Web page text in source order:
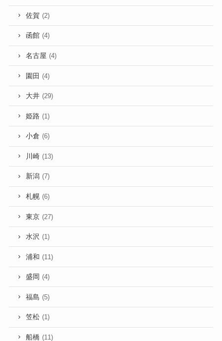
佐賀 (2)
函館 (4)
名古屋 (4)
園田 (4)
大井 (29)
姫路 (1)
小倉 (6)
川崎 (13)
新潟 (7)
札幌 (6)
東京 (27)
水沢 (1)
浦和 (11)
盛岡 (4)
福島 (5)
笠松 (1)
船橋 (11)